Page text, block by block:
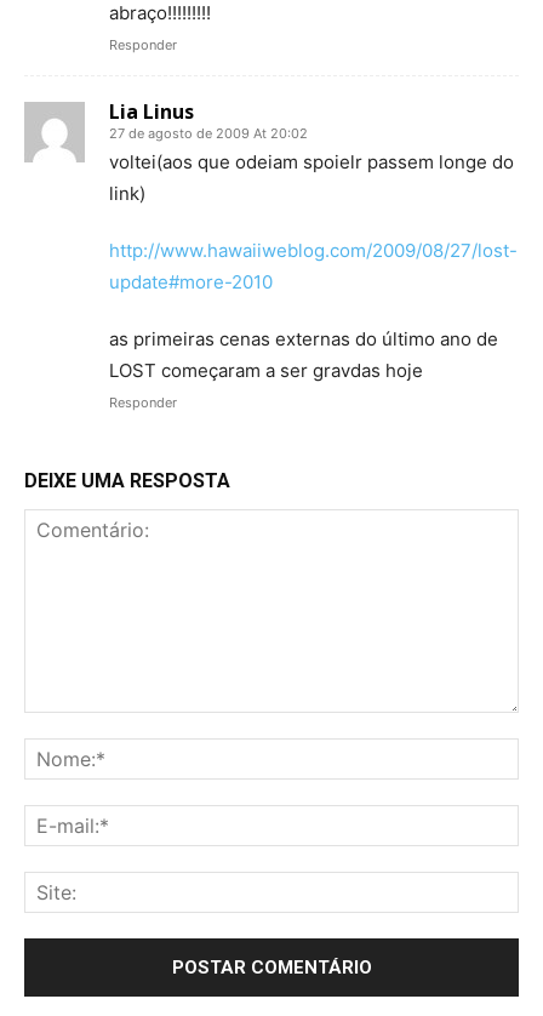
abraço!!!!!!!!!
Responder
Lia Linus
27 de agosto de 2009 At 20:02
voltei(aos que odeiam spoielr passem longe do
link)
http://www.hawaiiweblog.com/2009/08/27/lost-
update#more-2010
as primeiras cenas externas do último ano de
LOST começaram a ser gravdas hoje
Responder
DEIXE UMA RESPOSTA